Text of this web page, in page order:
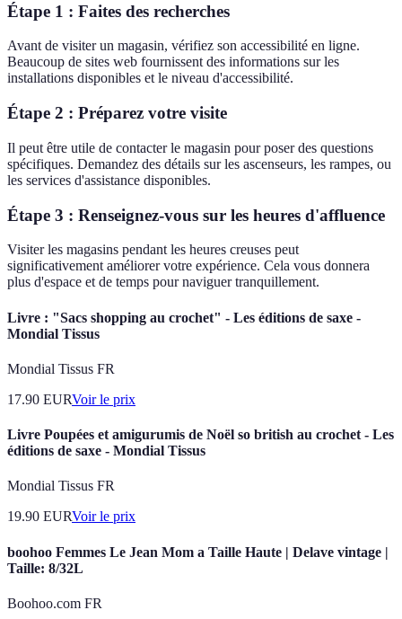
Étape 1 : Faites des recherches
Avant de visiter un magasin, vérifiez son accessibilité en ligne.
Beaucoup de sites web fournissent des informations sur les
installations disponibles et le niveau d'accessibilité.
Étape 2 : Préparez votre visite
Il peut être utile de contacter le magasin pour poser des questions
spécifiques. Demandez des détails sur les ascenseurs, les rampes, ou
les services d'assistance disponibles.
Étape 3 : Renseignez-vous sur les heures d'affluence
Visiter les magasins pendant les heures creuses peut
significativement améliorer votre expérience. Cela vous donnera
plus d'espace et de temps pour naviguer tranquillement.
Livre : "Sacs shopping au crochet" - Les éditions de saxe -
Mondial Tissus
Mondial Tissus FR
17.90 EURVoir le prix
Livre Poupées et amigurumis de Noël so british au crochet - Les
éditions de saxe - Mondial Tissus
Mondial Tissus FR
19.90 EURVoir le prix
boohoo Femmes Le Jean Mom a Taille Haute | Delave vintage |
Taille: 8/32L
Boohoo.com FR